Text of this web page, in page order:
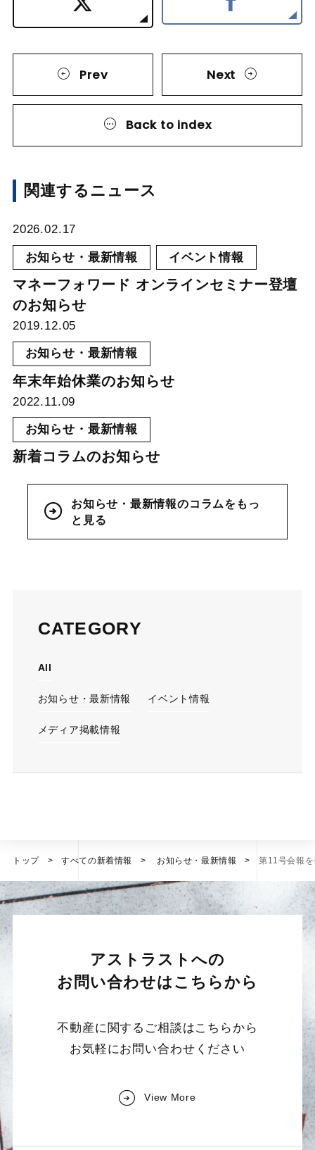
Prev Next
Back to index
関連するニュース
2026.02.17
お知らせ・最新情報 イベント情報
マネーフォワード オンラインセミナー登壇
のお知らせ
2019.12.05
お知らせ・最新情報
年末年始休業のお知らせ
2022.11.09
お知らせ・最新情報
新着コラムのお知らせ
お知らせ・最新情報のコラムをもっ
と見る
CATEGORY
All
お知らせ・最新情報 イベント情報
メディア掲載情報
トップ すべての新着情報 お知らせ・最新情報 第11号会報
アストラストへの
お問い合わせはこちらから
不動産に関するご相談はこちらから
お気軽にお問い合わせください
View More